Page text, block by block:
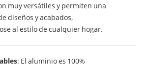
muy versátiles y permiten una
diseños y acabados,
al estilo de cualquier hogar.
: El aluminio es 100%